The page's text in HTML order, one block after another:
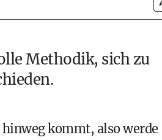
Methodik, sich zu
hinweg kommt, also werde